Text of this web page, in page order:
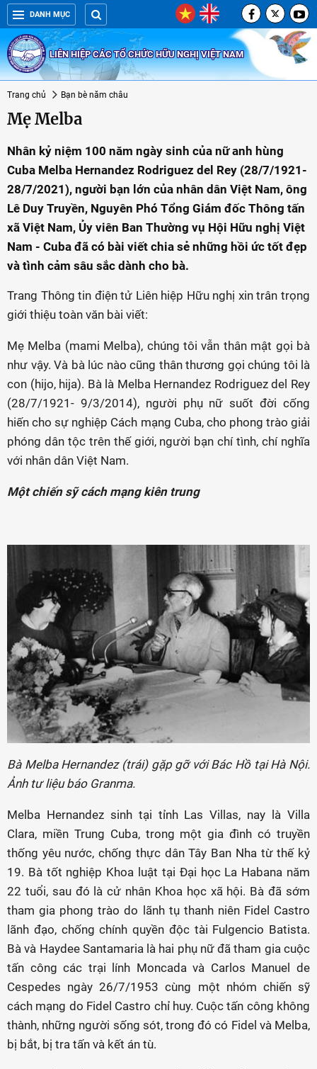
DANH MỤC
LIÊN HIỆP CÁC TỔ CHỨC HỮU NGHỊ VIỆT NAM
Trang chủ Bạn bè năm châu
Mẹ Melba
Nhân kỷ niệm 100 năm ngày sinh của nữ anh hùng
Cuba Melba Hernandez Rodriguez del Rey (28/7/1921-
28/7/2021), người bạn lớn của nhân dân Việt Nam, ông
Lê Duy Truyền, Nguyên Phó Tổng Giám đốc Thông tấn
xã Việt Nam, Ủy viên Ban Thường vụ Hội Hữu nghị Việt
Nam - Cuba đã có bài viết chia sẻ những hồi ức tốt đẹp
và tình cảm sâu sắc dành cho bà.
Trang Thông tin điện tử Liên hiệp Hữu nghị xin trân trọng
giới thiệu toàn văn bài viết:
Mẹ Melba (mami Melba), chúng tôi vẫn thân mật gọi bà
như vậy. Và bà lúc nào cũng thân thương gọi chúng tôi là
con (hijo, hija). Bà là Melba Hernandez Rodriguez del Rey
(28/7/1921- 9/3/2014), người phụ nữ suốt đời cống
hiến cho sự nghiệp Cách mạng Cuba, cho phong trào giải
phóng dân tộc trên thế giới, người bạn chí tình, chí nghĩa
với nhân dân Việt Nam.
Một chiến sỹ cách mạng kiên trung
Bà Melba Hernandez (trái) gặp gỡ với Bác Hồ tại Hà Nội.
Ảnh tư liệu báo Granma.
Melba Hernandez sinh tại tỉnh Las Villas, nay là Villa
Clara, miền Trung Cuba, trong một gia đình có truyền
thống yêu nước, chống thực dân Tây Ban Nha từ thế kỷ
19. Bà tốt nghiệp Khoa luật tại Đại học La Habana năm
22 tuổi, sau đó là cử nhân Khoa học xã hội. Bà đã sớm
tham gia phong trào do lãnh tụ thanh niên Fidel Castro
lãnh đạo, chống chính quyền độc tài Fulgencio Batista.
Bà và Haydee Santamaria là hai phụ nữ đã tham gia cuộc
tấn công các trại lính Moncada và Carlos Manuel de
Cespedes ngày 26/7/1953 cùng một nhóm chiến sỹ
cách mạng do Fidel Castro chỉ huy. Cuộc tấn công không
thành, những người sống sót, trong đó có Fidel và Melba,
bị bắt, bị tra tấn và kết án tù.